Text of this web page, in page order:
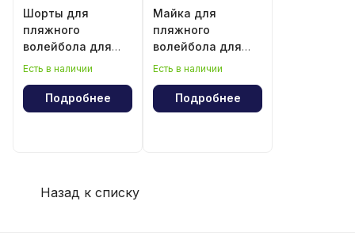
Шорты для
пляжного
волейбола для
мальчика и
Есть в наличии
Подробнее
Майка для
пляжного
волейбола для
мальчика
Есть в наличии
Подробнее
Назад к списку